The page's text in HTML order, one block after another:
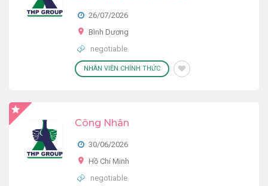
26/07/2026
Bình Dương
negotiable
NHÂN VIÊN CHÍNH THỨC
Công Nhân
30/06/2026
Hồ Chí Minh
negotiable